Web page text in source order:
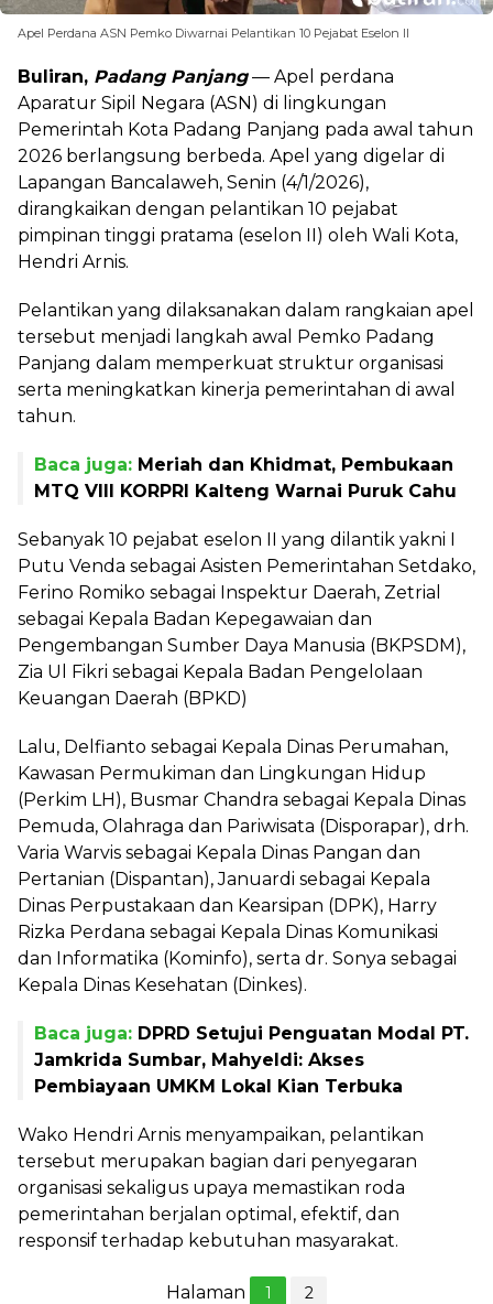
Apel Perdana ASN Pemko Diwarnai Pelantikan 10 Pejabat Eselon II
Buliran, Padang Panjang— Apel perdana
Aparatur Sipil Negara (ASN) di lingkungan
Pemerintah Kota Padang Panjang pada awal tahun
2026 berlangsung berbeda. Apel yang digelar di
Lapangan Bancalaweh, Senin (4/1/2026),
dirangkaikan dengan pelantikan 10 pejabat
pimpinan tinggi pratama (eselon II) oleh Wali Kota,
Hendri Arnis.
Pelantikan yang dilaksanakan dalam rangkaian apel
tersebut menjadi langkah awal Pemko Padang
Panjang dalam memperkuat struktur organisasi
serta meningkatkan kinerja pemerintahan di awal
tahun.
Baca juga: Meriah dan Khidmat, Pembukaan
MTQ VIII KORPRI Kalteng Warnai Puruk Cahu
Sebanyak 10 pejabat eselon II yang dilantik yakni I
Putu Venda sebagai Asisten Pemerintahan Setdako,
Ferino Romiko sebagai Inspektur Daerah, Zetrial
sebagai Kepala Badan Kepegawaian dan
Pengembangan Sumber Daya Manusia (BKPSDM),
Zia Ul Fikri sebagai Kepala Badan Pengelolaan
Keuangan Daerah (BPKD)
Lalu, Delfianto sebagai Kepala Dinas Perumahan,
Kawasan Permukiman dan Lingkungan Hidup
(Perkim LH), Busmar Chandra sebagai Kepala Dinas
Pemuda, Olahraga dan Pariwisata (Disporapar), drh.
Varia Warvis sebagai Kepala Dinas Pangan dan
Pertanian (Dispantan), Januardi sebagai Kepala
Dinas Perpustakaan dan Kearsipan (DPK), Harry
Rizka Perdana sebagai Kepala Dinas Komunikasi
dan Informatika (Kominfo), serta dr. Sonya sebagai
Kepala Dinas Kesehatan (Dinkes).
Baca juga: DPRD Setujui Penguatan Modal PT.
Jamkrida Sumbar, Mahyeldi: Akses
Pembiayaan UMKM Lokal Kian Terbuka
Wako Hendri Arnis menyampaikan, pelantikan
tersebut merupakan bagian dari penyegaran
organisasi sekaligus upaya memastikan roda
pemerintahan berjalan optimal, efektif, dan
responsif terhadap kebutuhan masyarakat.
Halaman 1 2